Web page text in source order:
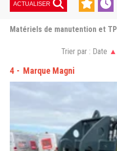
ACTUALISER
Matériels de manutention et TP
4 Marque Magni
Trier par : Date ▲